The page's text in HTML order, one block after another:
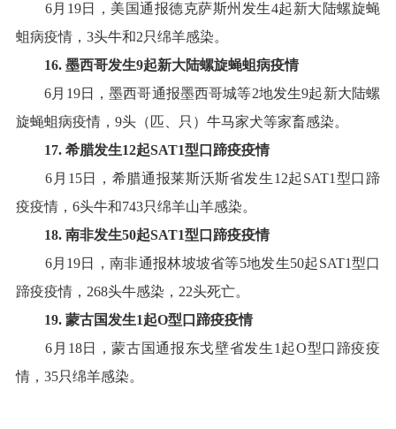
6月 19日，美国通报德克萨斯州发生4起新大陆螺旋蝇
蛆病疫情， 3头牛和2 只绵羊感染。
16. 墨西哥发生9起新大陆螺旋蝇蛆病疫情
6月 19日，墨西哥通报墨西哥城等2地发生9起新大陆螺
旋蝇蛆病疫情， 9头（ 匹、 只）牛马家犬等家畜感染。
17. 希腊发生12起SAT1型 口蹄疫疫情
6 月 15日，希腊通报莱斯沃斯省发生12起SAT1 型口蹄
疫疫情， 6头牛和743只绵羊山羊感染。
18. 南非发生50起SAT1型口蹄疫疫情
6月 19日，南非通报林坡坡省等5地发生50起SAT1型口
蹄疫疫情， 268头牛感染， 22头死亡。
19. 蒙古国发生1起O型口蹄疫疫情
6 月 18日，蒙古国通报东戈壁省发生1 起O型口蹄疫疫
情， 35只绵羊感染。